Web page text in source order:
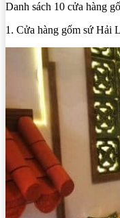
Danh sách 10 cửa hàng
1. Cửa hàng gốm sứ Hải